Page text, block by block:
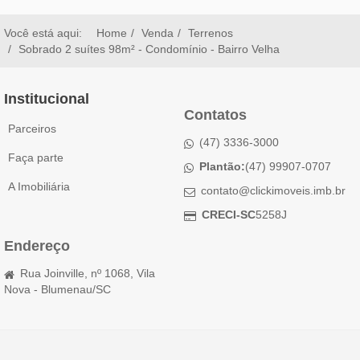
Você está aqui: Home Venda
Terrenos
Sobrado 2 suítes 98m² - Condomínio - Bairro Velha
Institucional
Parceiros
Faça parte
A Imobiliária
Contatos
(47) 3336-3000
Plantão:(47) 99907-0707
contato@clickimoveis.imb.br
CRECI-SC5258J
Endereço
Rua Joinville, nº 1068, Vila
Nova - Blumenau/SC